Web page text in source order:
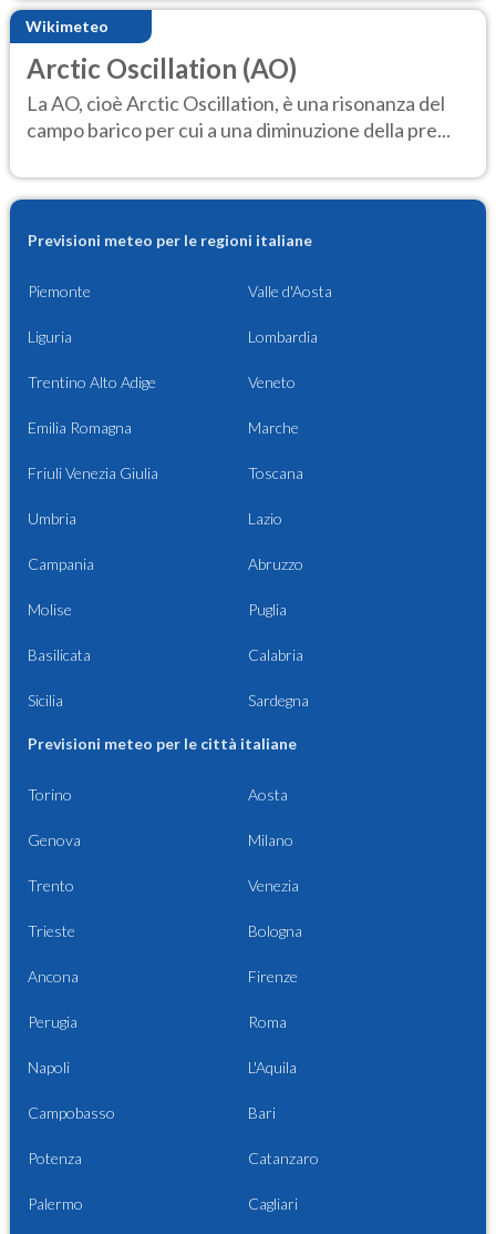
Wikimeteo
Arctic Oscillation (AO)
La AO, cioè Arctic Oscillation, è una risonanza del
campo barico per cui a una diminuzione della pre...
Previsioni meteo per le regioni italiane
Piemonte Valle d'Aosta
Liguria Lombardia
Trentino Alto Adige Veneto
Emilia Romagna Marche
Friuli Venezia Giulia Toscana
Umbria Lazio
Campania Abruzzo
Molise Puglia
Basilicata Calabria
Sicilia Sardegna
Previsioni meteo per le città italiane
Torino Aosta
Genova Milano
Trento Venezia
Trieste Bologna
Ancona Firenze
Perugia Roma
Napoli L'Aquila
Campobasso Bari
Potenza Catanzaro
Palermo Cagliari